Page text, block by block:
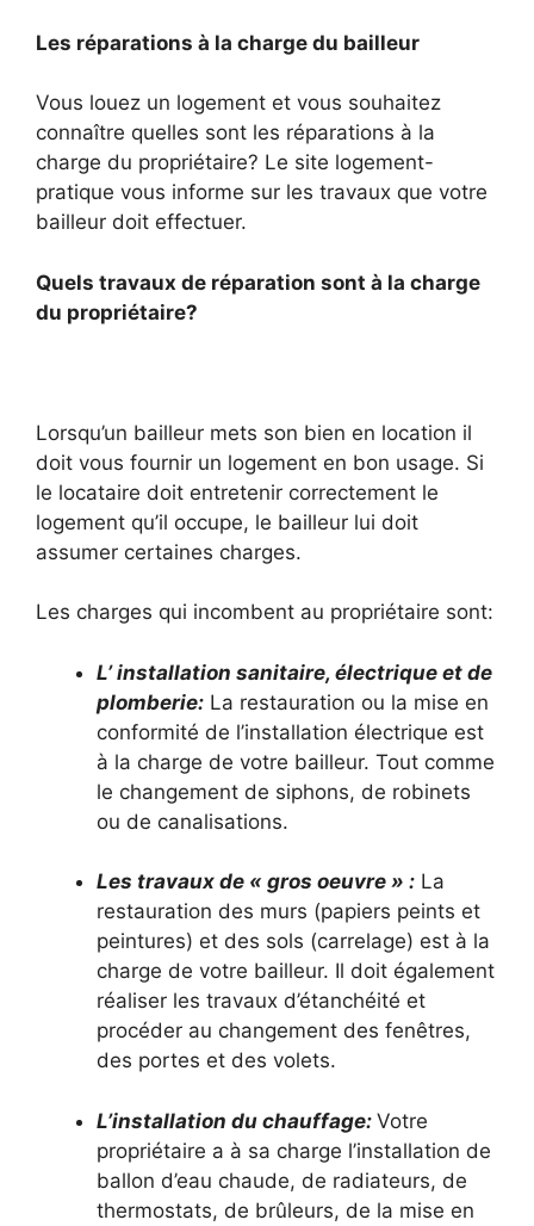
Les réparations à la charge du bailleur
Vous louez un logement et vous souhaitez
connaître quelles sont les réparations à la
charge du propriétaire? Le site logement-
pratique vous informe sur les travaux que votre
bailleur doit effectuer.
Quels travaux de réparation sont à la charge
du propriétaire?
Lorsqu’un bailleur mets son bien en location il
doit vous fournir un logement en bon usage. Si
le locataire doit entretenir correctement le
logement qu’il occupe, le bailleur lui doit
assumer certaines charges.
Les charges qui incombent au propriétaire sont:
L’ installation sanitaire, électrique et de
plomberie: La restauration ou la mise en
conformité de l’installation électrique est
à la charge de votre bailleur. Tout comme
le changement de siphons, de robinets
ou de canalisations.
Les travaux de « gros oeuvre » : La
restauration des murs (papiers peints et
peintures) et des sols (carrelage) est à la
charge de votre bailleur. Il doit également
réaliser les travaux d’étanchéité et
procéder au changement des fenêtres,
des portes et des volets.
L’installation du chauffage: Votre
propriétaire a à sa charge l’installation de
ballon d’eau chaude, de radiateurs, de
thermostats, de brûleurs, de la mise en